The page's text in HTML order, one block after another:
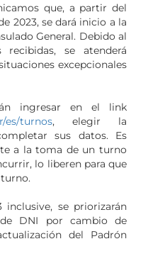
que, a partir del
2023, se dará inicio a la
General. Debido al
se atenderá
excepcionales
ingresar en el link
es/turnos, elegir la
sus datos. Es
a la toma de un turno
lo liberen para que
se priorizarán
DNI por cambio de
del Padrón